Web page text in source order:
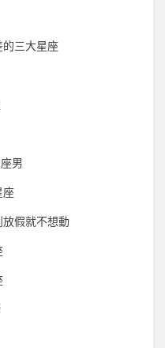
的三大星座
男
座
假就不想動